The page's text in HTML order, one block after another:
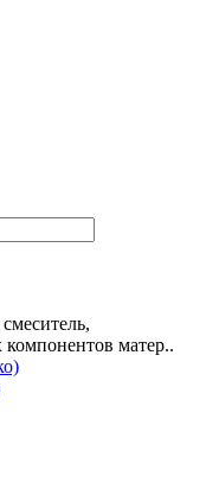
компонентов матер..